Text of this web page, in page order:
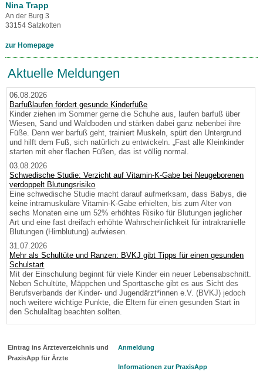
Nina Trapp
An der Burg 3
33154 Salzkotten
zur Homepage
Aktuelle Meldungen
06.08.2026
Barfußlaufen fördert gesunde Kinderfüße
Kinder ziehen im Sommer gerne die Schuhe aus, laufen barfuß über
Wiesen, Sand und Waldboden und stärken dabei ganz nebenbei ihre
Füße. Denn wer barfuß geht, trainiert Muskeln, spürt den Untergrund
und hilft dem Fuß, sich natürlich zu entwickeln. „Fast alle Kleinkinder
starten mit eher flachen Füßen, das ist völlig normal.
03.08.2026
Schwedische Studie: Verzicht auf Vitamin-K-Gabe bei Neugeborenen
verdoppelt Blutungsrisiko
Eine schwedische Studie macht darauf aufmerksam, dass Babys, die
keine intramuskuläre Vitamin-K-Gabe erhielten, bis zum Alter von
sechs Monaten eine um 52% erhöhtes Risiko für Blutungen jeglicher
Art und eine fast dreifach erhöhte Wahrscheinlichkeit für intrakranielle
Blutungen (Hirnblutung) aufwiesen.
31.07.2026
Mehr als Schultüte und Ranzen: BVKJ gibt Tipps für einen gesunden
Schulstart
Mit der Einschulung beginnt für viele Kinder ein neuer Lebensabschnitt.
Neben Schultüte, Mäppchen und Sporttasche gibt es aus Sicht des
Berufsverbands der Kinder- und Jugendärzt*innen e.V. (BVKJ) jedoch
noch weitere wichtige Punkte, die Eltern für einen gesunden Start in
den Schulalltag beachten sollten.
Eintrag ins Ärzteverzeichnis und
PraxisApp für Ärzte
Anmeldung
Informationen zur PraxisApp